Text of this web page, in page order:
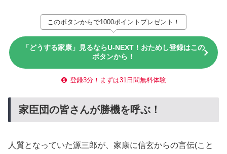
このボタンからで1000ポイントプレゼント！
「どうする家康」見るならU-NEXT！おためし登録はこの
ボタンから！
登録3分！まずは31日間無料体験
家臣団の皆さんが勝機を呼ぶ！
人質となっていた源三郎が、家康に信玄からの言伝(こと